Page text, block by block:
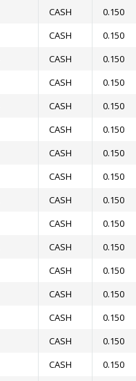
CASH 0.150
CASH 0.150
CASH 0.150
CASH 0.150
CASH 0.150
CASH 0.150
CASH 0.150
CASH 0.150
CASH 0.150
CASH 0.150
CASH 0.150
CASH 0.150
CASH 0.150
CASH 0.150
CASH 0.150
CASH 0.150